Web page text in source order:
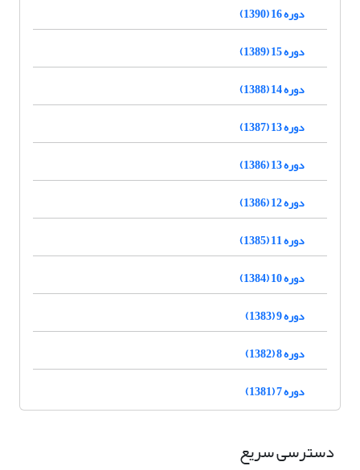
دوره 16 (1390)
دوره 15 (1389)
دوره 14 (1388)
دوره 13 (1387)
دوره 13 (1386)
دوره 12 (1386)
دوره 11 (1385)
دوره 10 (1384)
دوره 9 (1383)
دوره 8 (1382)
دوره 7 (1381)
دسترسی سریع